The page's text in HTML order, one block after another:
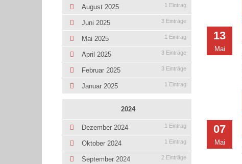
13
Mai
07
Mai
August 2025 1 Eintrag
Juni 2025 3 Einträge
Mai 2025 1 Eintrag
April 2025 3 Einträge
Februar 2025 3 Einträge
Januar 2025 1 Eintrag
2024
Dezember 2024 1 Eintrag
Oktober 2024 1 Eintrag
September 2024 2 Einträge